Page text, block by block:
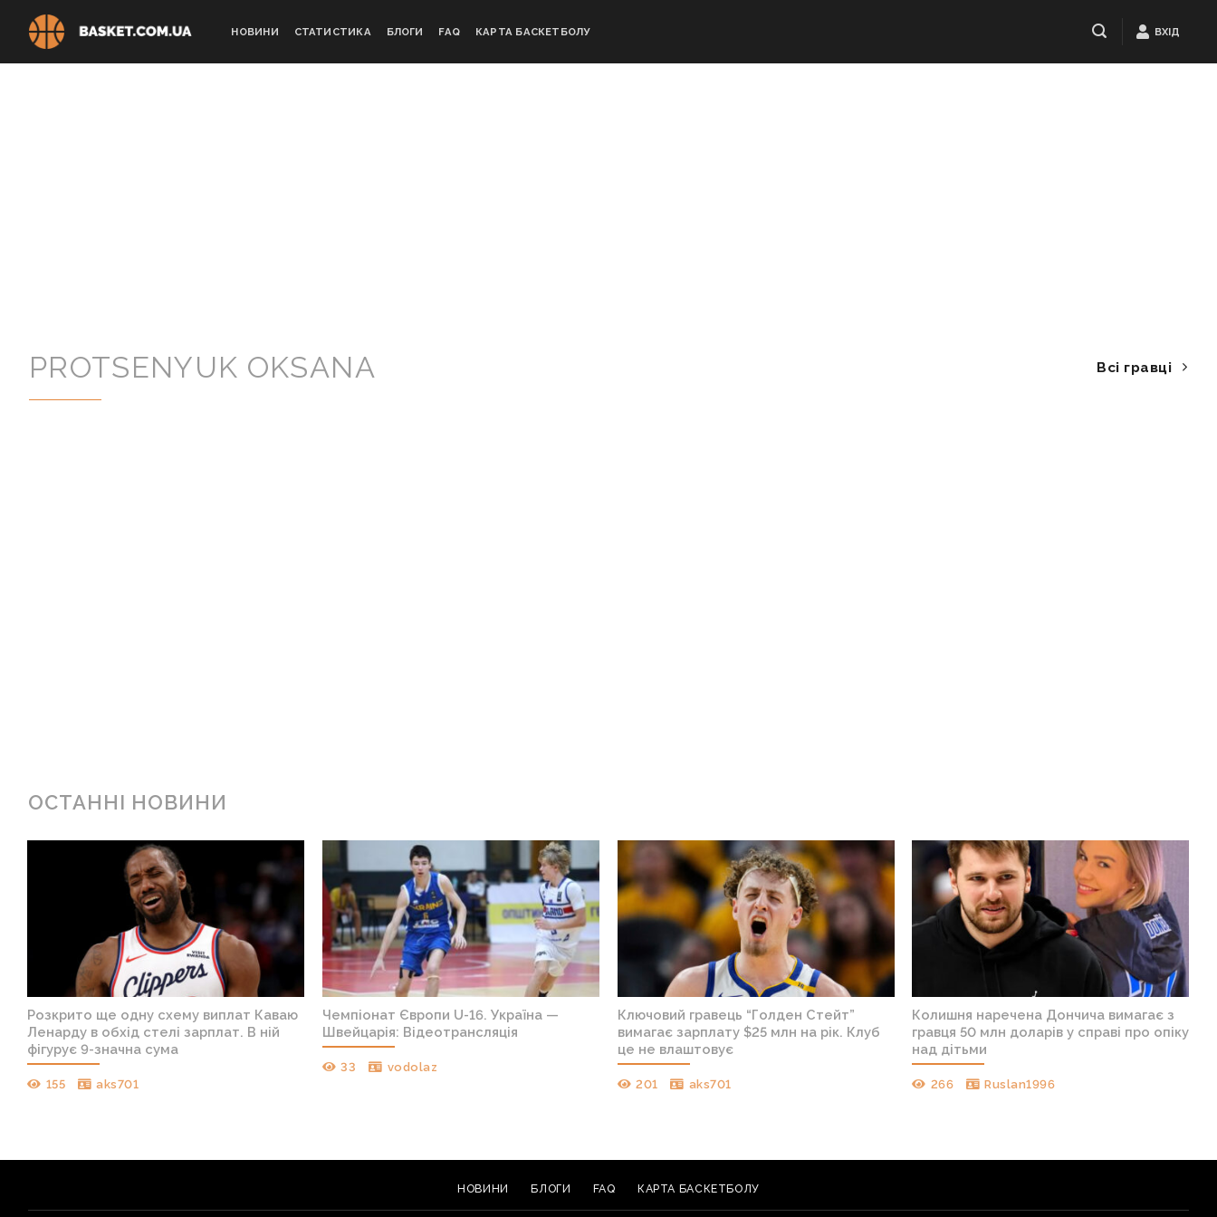
НОВИНИ СТАТИСТИКА БЛОГИ FAQ КАРТА БАСКЕТБОЛУ ВХІД
PROTSENYUK OKSANA Всі гравці
ОСТАННІ НОВИНИ
Розкрито ще одну схему виплат Каваю
Ленарду в обхід стелі зарплат. В ній
фігурує 9-значна сума
155 aks701
Чемпіонат Європи U-16. Україна —
Швейцарія: Відеотрансляція
33 vodolaz
Ключовий гравець “Голден Стейт”
вимагає зарплату $25 млн на рік. Клуб
це не влаштовує
201 aks701
Колишня наречена Дончича вимагає з
гравця 50 млн доларів у справі про опіку
над дітьми
266 Ruslan1996
НОВИНИ БЛОГИ FAQ КАРТА БАСКЕТБОЛУ